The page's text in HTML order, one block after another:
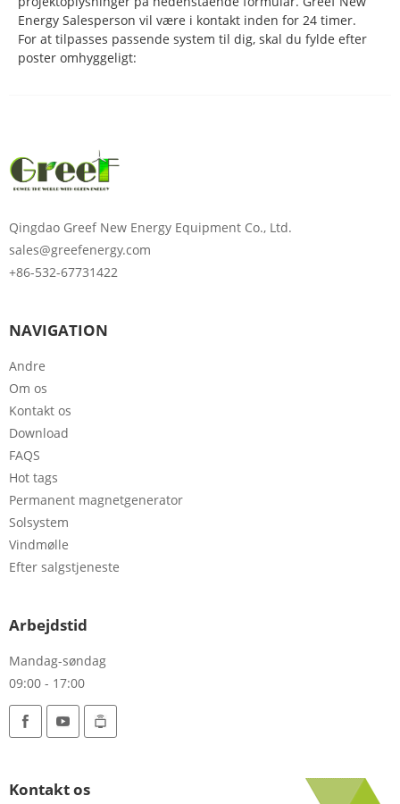
Energy Salesperson vil være i kontakt inden for 24 timer.
For at tilpasses passende system til dig, skal du fylde efter
poster omhyggeligt:
Qingdao Greef New Energy Equipment Co., Ltd.
sales@greefenergy.com
+86-532-67731422
NAVIGATION
Andre
Om os
Kontakt os
Download
FAQS
Hot tags
Permanent magnetgenerator
Solsystem
Vindmølle
Efter salgstjeneste
Arbejdstid
Mandag-søndag
09:00 - 17:00
Kontakt os
Indtast adgangskoden